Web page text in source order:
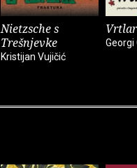
Nietzsche s
Trešnjevke
Kristijan Vujičić
Georgi